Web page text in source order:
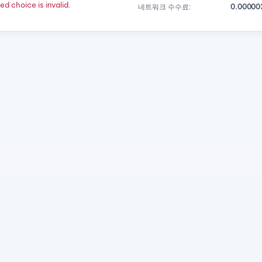
choice is invalid. 네트워크 수수료: